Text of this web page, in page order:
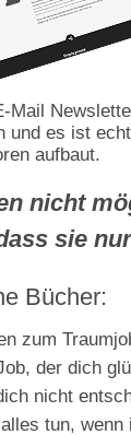
Mail
und es ist
aufbaut.
nicht
sie
Bücher:
zum
der dich
nicht
tun,